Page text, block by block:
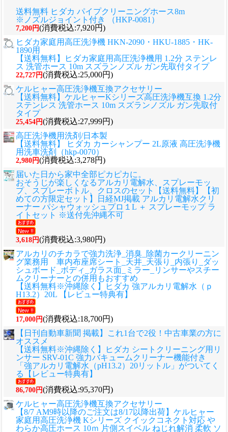
送料無料 ヒダカ パイプクリーニングホース8m
※ノズルジョイント付き （HKP-0081）
7,200円(消費税込:7,920円)
ヒダカ家庭用高圧洗浄機 HKN-2090・HKU-1885・HK-
1890用
【送料無料】ヒダカ家庭用高圧洗浄機用 1.2分 ステンレ
ス 洗管ホース 10m スズランノズル ガン先取付タイプ
22,727円(消費税込:25,000円)
ケルヒャー高圧洗浄機互換アクセサリー
【送料無料】ケルヒャーKシリーズ高圧洗浄機互換 1.2分
ステンレス 洗管ホース 10m スズランノズル ガン先取付
タイプ
25,454円(消費税込:27,999円)
高圧洗浄機用洗剤/日本製
【送料無料】 ヒダカ カーシャンプー 2L原液 高圧洗浄機
用洗車洗剤（hkp-0070）
2,980円(消費税込:3,278円)
届いた日から家中全部ピカピカに。
おそうじが楽しくなるアルカリ電解水、スプレーモッ
プ、スプレーボトル、クロスのセット
【送料無料】【初
めての方限定セット】日経MJ掲載 アルカリ電解水クリ
ーナー パシャウォッシュプロ１L ＋ スプレーモップ ラ
イトセット ※送付先沖縄不可
3,618円(消費税込:3,980円)
アルカリのチカラで強力洗浄_消臭_除菌カークリーニン
グ業務用 車内布座席シート_天井_天張り_内張り_ダッ
シュボード_ボディ_ガラス面_ミラー_リンサーやスチー
ムクリーナーとの併用もおすすめ
【送料無料※沖縄除く】ヒダカ 強アルカリ電解水（ｐ
H13.2）20L 【レビュー特典有】
17,000円(消費税込:18,700円)
【日刊自動車新聞 掲載】これ1台で2役！中古車業の方に
オススメ
【送料無料※沖縄除く】ヒダカ シートクリーニング用リ
ンサー SRV-01C 強力バキュームクリーナー機能付き
「強アルカリ電解水（pH13.2）20リットル」がついてく
る【レビュー特典有】
86,700円(消費税込:95,370円)
ケルヒャー高圧洗浄機互換アクセサリー
【8/7 AM9時以降のご注文は8/17以降出荷】ケルヒャー
家庭用高圧洗浄機 Kシリーズ クイックコネクト対応 や
わらか高圧ホース 10ｍ 片側スイベル ねじれ解消 柔軟 ソ